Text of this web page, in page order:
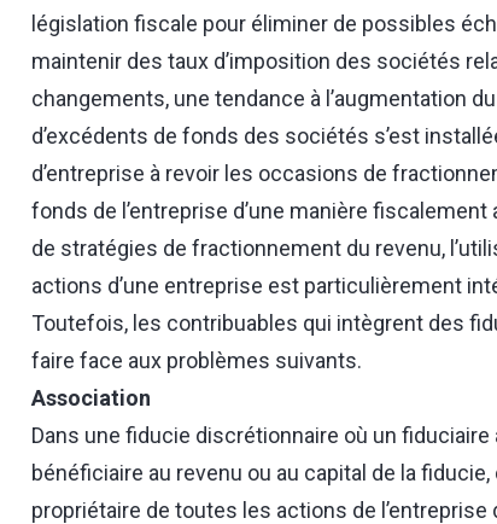
législation fiscale pour éliminer de possibles
maintenir des taux d’imposition des sociétés
changements, une tendance à l’augmentation
d’excédents de fonds des sociétés s’est
d’entreprise à revoir les occasions de
fonds de l’entreprise d’une manière
de stratégies de fractionnement du revenu,
actions d’une entreprise est particulièrement
Toutefois, les contribuables qui intègrent des
faire face aux problèmes suivants.
Association
Dans une fiducie discrétionnaire où un
bénéficiaire au revenu ou au capital de la
propriétaire de toutes les actions de